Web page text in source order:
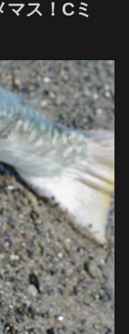
ス！Cミ